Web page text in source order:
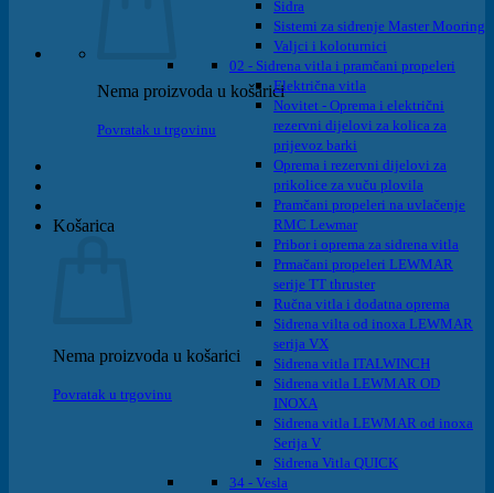
Nema proizvoda u košarici
Povratak u trgovinu
Košarica
Nema proizvoda u košarici
Povratak u trgovinu
Sidra
Sistemi za sidrenje Master Mooring
Valjci i koloturnici
02 - Sidrena vitla i pramčani propeleri
Električna vitla
Novitet - Oprema i električni
rezervni dijelovi za kolica za
prijevoz barki
Oprema i rezervni dijelovi za
prikolice za vuču plovila
Pramčani propeleri na uvlačenje
RMC Lewmar
Pribor i oprema za sidrena vitla
Prmačani propeleri LEWMAR
serije TT thruster
Ručna vitla i dodatna oprema
Sidrena vilta od inoxa LEWMAR
serija VX
Sidrena vitla ITALWINCH
Sidrena vitla LEWMAR OD
INOXA
Sidrena vitla LEWMAR od inoxa
Serija V
Sidrena Vitla QUICK
34 - Vesla